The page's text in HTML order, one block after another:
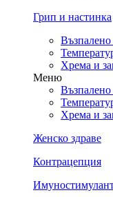
Грип и настинка
Възпалено
Хрема и
Меню
Възпалено
Хрема и
Женско здраве
Контрацепция